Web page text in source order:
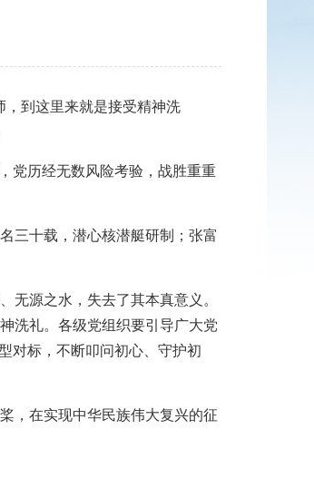
到这里来就是接受精神洗
党历经无数风险考验，战胜重重
三十载，潜心核潜艇研制；张富
源之水，失去了其本真意义。
洗礼。各级党组织要引导广大党
对标，不断叩问初心、守护初
，在实现中华民族伟大复兴的征